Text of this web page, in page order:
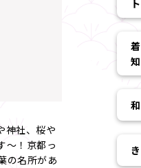
神社、桜や
～！京都っ
の名所があ
ト